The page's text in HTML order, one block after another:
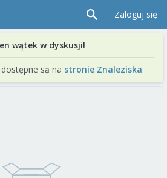
Zaloguj się
wątek w dyskusji!
są na stronie Znaleziska.